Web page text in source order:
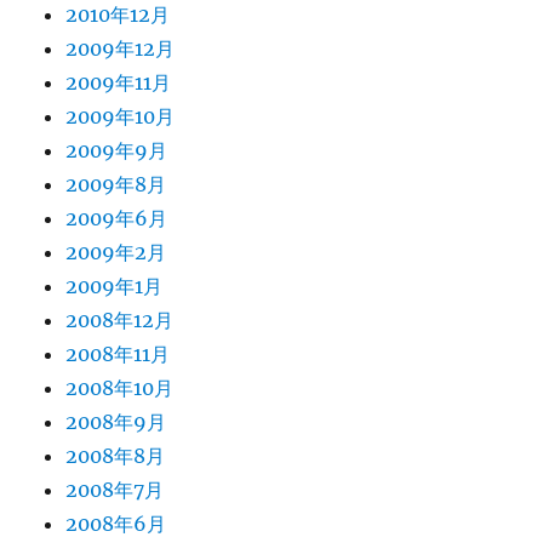
2010年12月
2009年12月
2009年11月
2009年10月
2009年9月
2009年8月
2009年6月
2009年2月
2009年1月
2008年12月
2008年11月
2008年10月
2008年9月
2008年8月
2008年7月
2008年6月